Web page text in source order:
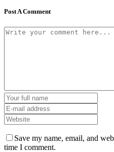
Post A Comment
Save my name, email, and
time I comment.